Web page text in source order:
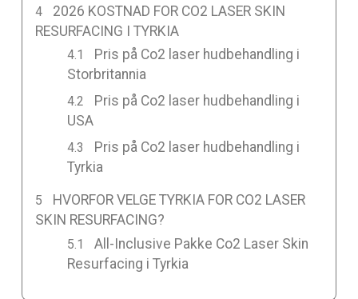
2026 KOSTNAD FOR CO2 LASER SKIN
RESURFACING I TYRKIA
Pris på Co2 laser hudbehandling i
Storbritannia
Pris på Co2 laser hudbehandling i
USA
Pris på Co2 laser hudbehandling i
Tyrkia
HVORFOR VELGE TYRKIA FOR CO2 LASER
SKIN RESURFACING?
All-Inclusive Pakke Co2 Laser Skin
Resurfacing i Tyrkia